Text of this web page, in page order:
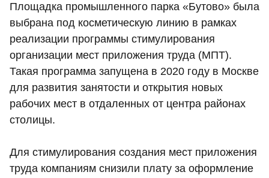
Площадка промышленного парка «Бутово» была
выбрана под косметическую линию в рамках
реализации программы стимулирования
организации мест приложения труда (МПТ).
Такая программа запущена в 2020 году в Москве
для развития занятости и открытия новых
рабочих мест в отдаленных от центра районах
столицы.
Для стимулирования создания мест приложения
труда компаниям снизили плату за оформление